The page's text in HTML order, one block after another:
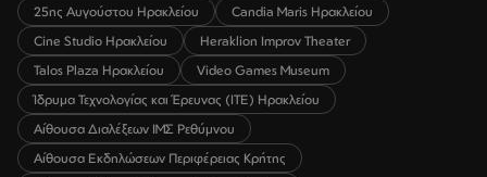
25ης Αυγούστου Ηρακλείου
Candia Maris Ηρακλείου
Cine Studio Ηρακλείου
Heraklion Improv Theater
Talos Plaza Ηρακλείου
Video Games Museum
Ίδρυμα Τεχνολογίας και Έρευνας (ΙΤΕ) Ηρακλείου
Αίθουσα Διαλέξεων ΙΜΣ Ρεθύμνου
Αίθουσα Εκδηλώσεων Περιφέρειας Κρήτης